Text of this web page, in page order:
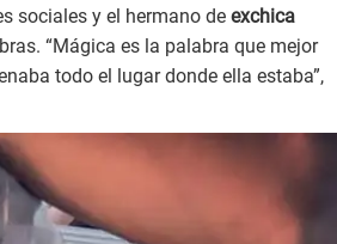
sociales y el hermano de exchica
“Mágica es la palabra que mejor
todo el lugar donde ella estaba”,